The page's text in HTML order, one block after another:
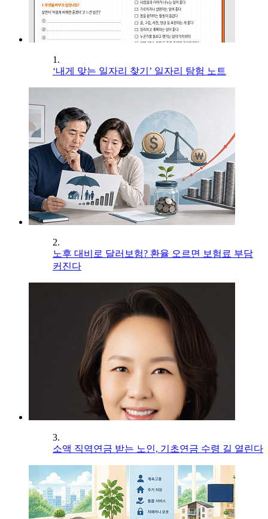
1.
‘내게 맞는 일자리 찾기’ 일자리 탐험 노트
2.
노후 대비로 달러보험? 환율 오르면 보험료 부담
커진다
3.
소액 직역연금 받는 노인, 기초연금 수령 길 열린다